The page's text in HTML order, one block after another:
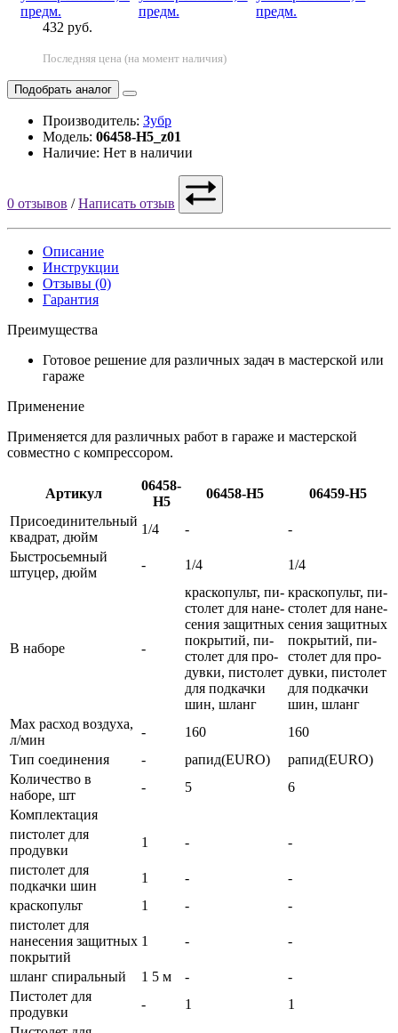
432 руб.
Последняя цена (на момент наличия)
Подобрать аналог
Производитель: Зубр
Модель: 06458-H5_z01
Наличие: Нет в наличии
0 отзывов /Написать отзыв
Описание
Инструкции
Отзывы (0)
Гарантия
Преимущества
Готовое решение для различных задач в мастерской или
гараже
Применение
Применяется для различных работ в гараже и мастерской
совместно с компрессором.
Артикул
06458-
H5
06458-H5
06459-H5
Присоединительный
квадрат, дюйм
1/4 -
-
Быстросьемный
штуцер, дюйм
- 1/4 1/4
В наборе -
крас­ко­пу­ль­т, пи­
сто­лет для на­не­
се­ния за­щит­ных
по­кры­тий, пи­
сто­лет для про­
дув­ки, пи­сто­лет
для под­кач­ки
шин, шланг
крас­ко­пу­ль­т, пи­
сто­лет для на­не­
се­ния за­щит­ных
по­кры­тий, пи­
сто­лет для про­
дув­ки, пи­сто­лет
для под­кач­ки
шин, шланг
Max расход воздуха,
л/мин
- 160
160
Тип соединения
- ра­пид(EURO)
ра­пид(EURO)
Количество в
наборе, шт
- 5
6
Комплектация
пистолет для
продувки
1 -
-
пистолет для
подкачки шин
1 -
-
краскопульт
1 -
-
пистолет для
нанесения защитных
покрытий
1 - -
шланг спиральный 1 5 м -
-
Пистолет для
продувки
- 1
1